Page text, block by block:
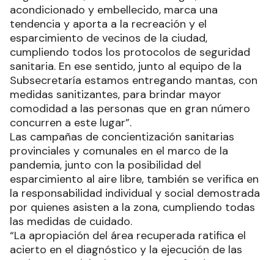
acondicionado y embellecido, marca una
tendencia y aporta a la recreación y el
esparcimiento de vecinos de la ciudad,
cumpliendo todos los protocolos de seguridad
sanitaria. En ese sentido, junto al equipo de la
Subsecretaría estamos entregando mantas, con
medidas sanitizantes, para brindar mayor
comodidad a las personas que en gran número
concurren a este lugar”.
Las campañas de concientización sanitarias
provinciales y comunales en el marco de la
pandemia, junto con la posibilidad del
esparcimiento al aire libre, también se verifica en
la responsabilidad individual y social demostrada
por quienes asisten a la zona, cumpliendo todas
las medidas de cuidado.
“La apropiación del área recuperada ratifica el
acierto en el diagnóstico y la ejecución de las